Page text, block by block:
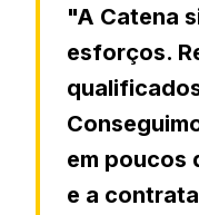
"A Catena
esforços.
em poucos
e a